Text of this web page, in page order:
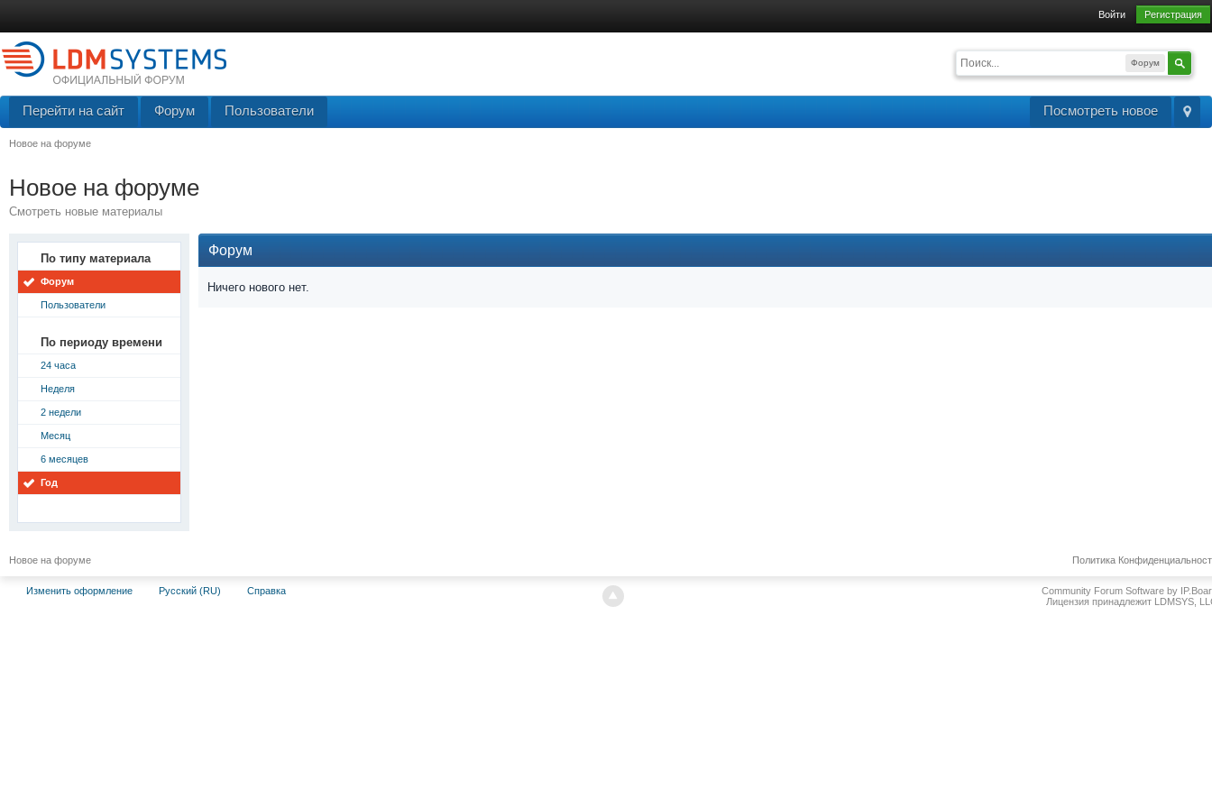
Войти Регистрация
Форум
Посмотреть новое
Перейти на сайт Форум Пользователи
Новое на форуме
Новое на форуме
Смотреть новые материалы
По типу материала
Форум
Пользователи
По периоду времени
24 часа
Неделя
2 недели
Месяц
6 месяцев
Год
Форум
Ничего нового нет.
Новое на форуме Политика
Изменить оформление Русский (RU) Справка
Community Forum Software by
Лицензия принадлежит LDMSYS,